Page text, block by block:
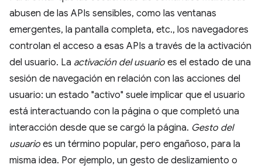
abusen de las APIs sensibles, como las ventanas
emergentes, la pantalla completa, etc., los navegadores
controlan el acceso a esas APIs a través de la activación
del usuario. La activación del usuario es el estado de una
sesión de navegación en relación con las acciones del
usuario: un estado "activo" suele implicar que el usuario
está interactuando con la página o que completó una
interacción desde que se cargó la página. Gesto del
usuario es un término popular, pero engañoso, para la
misma idea. Por ejemplo, un gesto de deslizamiento o